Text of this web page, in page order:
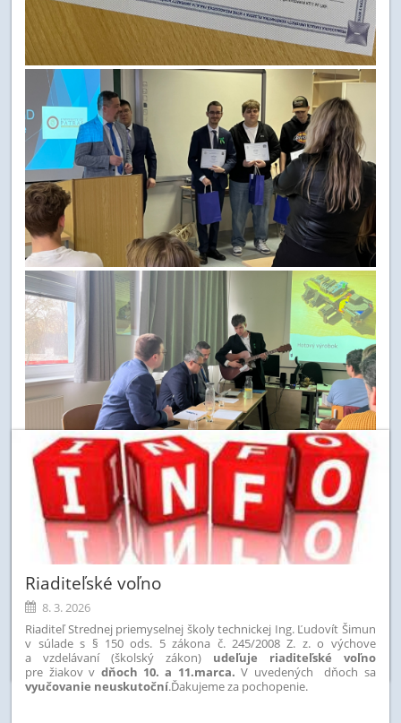
Riaditeľské voľno
8. 3. 2026
Riaditeľ Strednej priemyselnej školy technickej Ing. Ľudovít Šimun
v súlade s § 150 ods. 5 zákona č. 245/2008 Z. z. o výchove
a vzdelávaní (školský zákon) udeľuje riaditeľské voľno
pre žiakov v dňoch 10. a 11.marca.V uvedených dňoch sa
vyučovanie neuskutoční.Ďakujeme za pochopenie.